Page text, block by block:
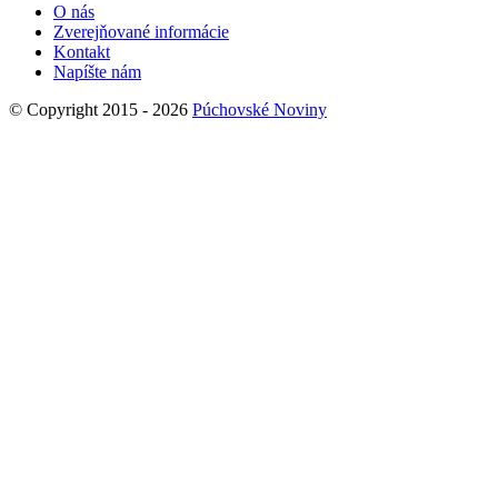
O nás
Zverejňované informácie
Kontakt
Napíšte nám
© Copyright 2015 - 2026 Púchovské Noviny